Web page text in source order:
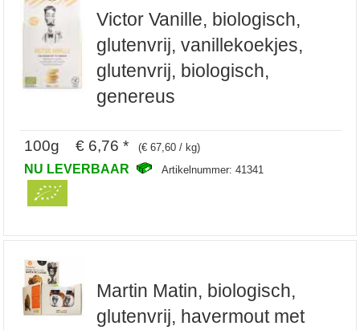
Victor Vanille, biologisch,
glutenvrij, vanillekoekjes,
glutenvrij, biologisch,
genereus
100g € 6,76 * (€ 67,60 / kg)
NU LEVERBAAR Artikelnummer: 41341
Martin Matin, biologisch,
glutenvrij, havermout met